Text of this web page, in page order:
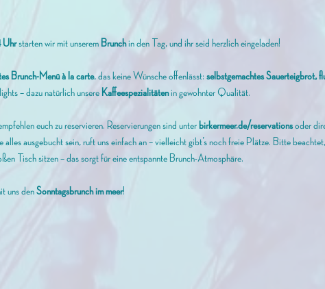
Uhr starten wir mit unserem Brunch in den Tag, und ihr seid herzlich eingeladen!
Brunch-Menü à la carte, das keine Wünsche offenlässt: selbstgemachtes Sauerteigbrot,
– dazu natürlich unsere Kaffeespezialitäten in gewohnter Qualität.
euch zu reservieren. Reservierungen sind unter birkermeer.de/reservations oder
alles ausgebucht sein, ruft uns einfach an – vielleicht gibt’s noch freie Plätze. Bitte
Tisch sitzen – das sorgt für eine entspannte Brunch-Atmosphäre.
uns den Sonntagsbrunch im meer!